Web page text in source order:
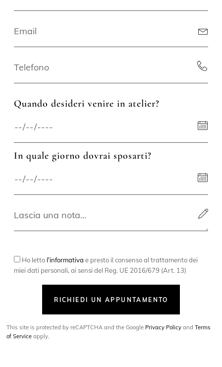
Quando desideri venire in atelier?
In quale giorno dovrai sposarti?
Ho letto l'informativa e presto il consenso al trattamento dei
miei dati personali, ai sensi del Reg. UE 2016/679 (Art. 13)
RICHIEDI UN APPUNTAMENTO
This site is protected by reCAPTCHA and the Google Privacy Policy andTerms
of Service apply.